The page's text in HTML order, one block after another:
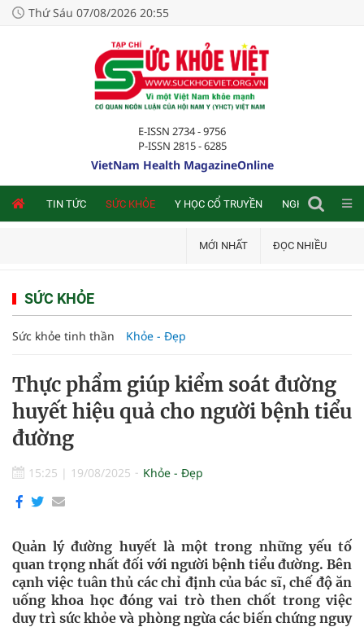
Thứ Sáu 07/08/2026 20:55
E-ISSN 2734 - 9756
P-ISSN 2815 - 6285
VietNam Health MagazineOnline
TIN TỨC SỨC KHỎE Y HỌC CỔ TRUYỀN NGHIÊN CỨU
MỚI NHẤT ĐỌC NHIỀU
SỨC KHỎE
Sức khỏe tinh thần Khỏe - Đẹp
Thực phẩm giúp kiểm soát đường
huyết hiệu quả cho người bệnh tiểu
đường
15:25 | 19/08/2025 Khỏe - Đẹp
Quản lý đường huyết là một trong những yếu tố
quan trọng nhất đối với người bệnh tiểu đường. Bên
cạnh việc tuân thủ các chỉ định của bác sĩ, chế độ ăn
uống khoa học đóng vai trò then chốt trong việc
duy trì sức khỏe và phòng ngừa các biến chứng nguy